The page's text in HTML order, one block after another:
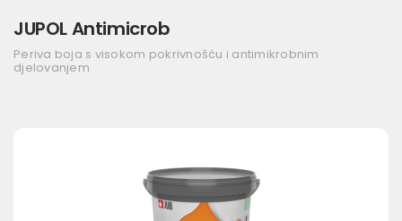
JUPOL Antimicrob
Periva boja s visokom pokrivnošću i antimikrobnim
djelovanjem